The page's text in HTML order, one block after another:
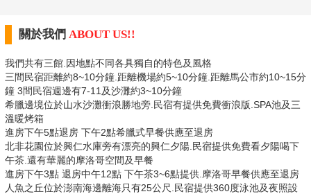
關於我們 ABOUT US!!
我們共有三館.因地點不同各具獨自的特色及風格
三間民宿距離約8~10分鐘.距離機場約5~10分鐘.距離馬公市約10~15分
鐘 3間民宿週邊有7-11及沙灘約3~10分鐘
希臘邊境位於山水沙灘衝浪勝地旁.民宿有提供免費衝浪版.SPA池及三
溫暖烤箱
進房下午5點退房 下午2點希臘式早餐供應至退房
北非花園位於興仁水庫旁有漂亮的興仁夕陽.民宿提供免費看夕陽喝下
午茶.還有華麗的摩洛哥空間及早餐
進房下午3點 退房中午12點 下午茶3~6點提供.摩洛哥早餐供應至退房
人魚之丘位於澎南海邊離海只有25公尺.民宿提供360度泳池及夜照設